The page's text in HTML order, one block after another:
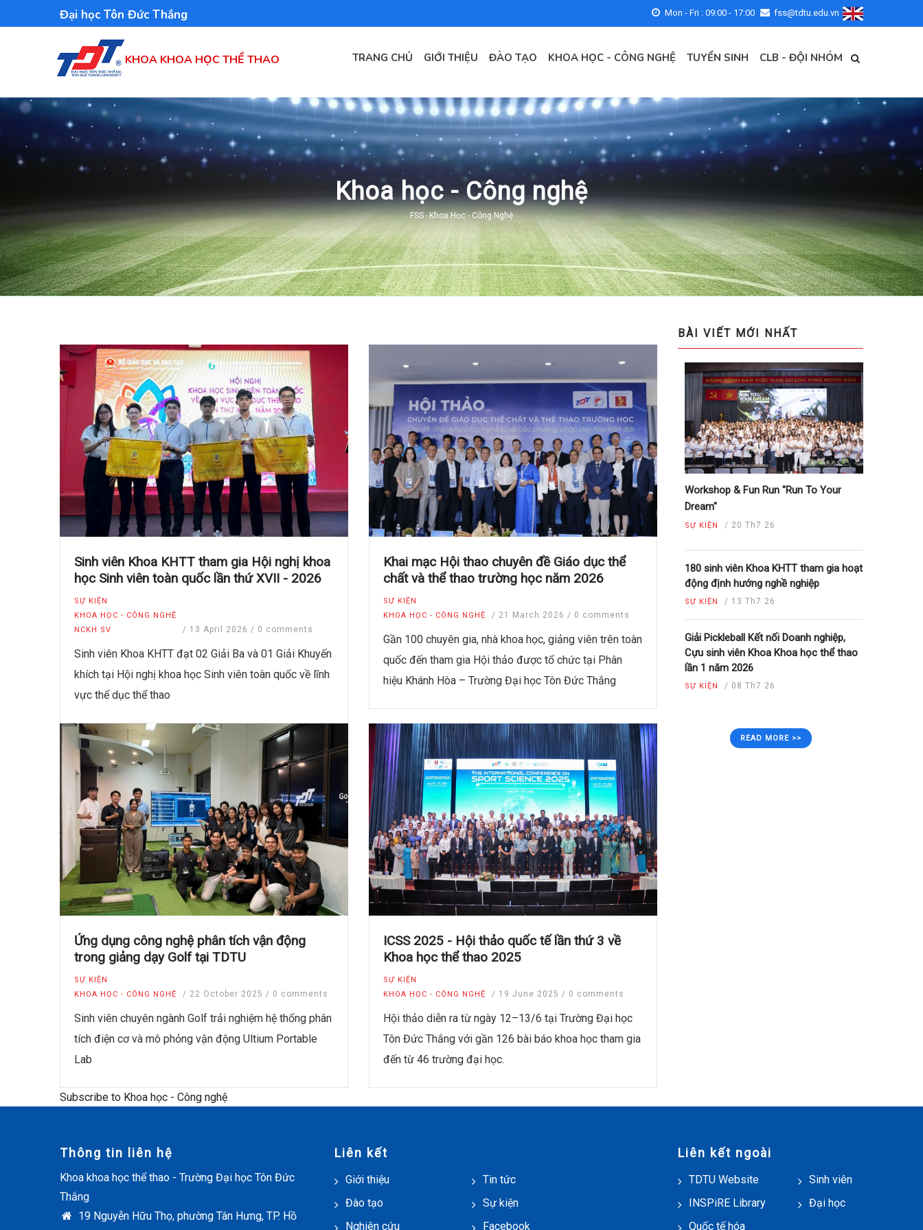
đến
Đại học Tôn Đức Thắng Mon - Fri : 09:00 - 17:00 fss@tdtu.edu.vn
KHOA KHOA HỌC THỂ THAO
NAVIGATION
TRANG CHỦ GIỚI THIỆU ĐÀO TẠO KHOA HỌC - CÔNG NGHỆ TUYỂN SINH CLB - ĐỘI NHÓM
Khoa học - Công nghệ
Breadcrumb
FSS -Khoa Học - Công Nghệ
Sinh viên Khoa KHTT tham gia Hội nghị khoa
học Sinh viên toàn quốc lần thứ XVII - 2026
SỰ KIỆN
KHOA HỌC - CÔNG NGHỆ
NCKH SV
/ 13 April 2026 / 0 comments
Sinh viên Khoa KHTT đạt 02 Giải Ba và 01 Giải Khuyến
khích tại Hội nghị khoa học Sinh viên toàn quốc về lĩnh
vực thể dục thể thao
Khai mạc Hội thao chuyên đề Giáo dục thể
chất và thể thao trường học năm 2026
SỰ KIỆN
KHOA HỌC - CÔNG NGHỆ
/ 21 March 2026 / 0 comments
Gần 100 chuyên gia, nhà khoa học, giảng viên trên toàn
quốc đến tham gia Hội thảo được tổ chức tại Phân
hiệu Khánh Hòa – Trường Đại học Tôn Đức Thắng
Ứng dụng công nghệ phân tích vận động
trong giảng dạy Golf tại TDTU
SỰ KIỆN
KHOA HỌC - CÔNG NGHỆ
/ 22 October 2025 / 0 comments
Sinh viên chuyên ngành Golf trải nghiệm hệ thống phân
tích điện cơ và mô phỏng vận động Ultium Portable
Lab
ICSS 2025 - Hội thảo quốc tế lần thứ 3 về
Khoa học thể thao 2025
SỰ KIỆN
KHOA HỌC - CÔNG NGHỆ
/ 19 June 2025 / 0 comments
Hội thảo diễn ra từ ngày 12–13/6 tại Trường Đại học
Tôn Đức Thắng với gần 126 bài báo khoa học tham gia
đến từ 46 trường đại học.
Subscribe to Khoa học - Công nghệ
BÀI VIẾT MỚI NHẤT
Workshop & Fun Run "Run To Your
Dream"
SỰ KIỆN / 20 Th7 26
180 sinh viên Khoa KHTT tham gia hoạt
động định hướng nghề nghiệp
SỰ KIỆN / 13 Th7 26
Giải Pickleball Kết nối Doanh nghiệp,
Cựu sinh viên Khoa Khoa học thể thao
lần 1 năm 2026
SỰ KIỆN / 08 Th7 26
READ MORE >>
Thông tin liên hệ
Khoa khoa học thể thao - Trường Đại học Tôn Đức
Thắng
19 Nguyễn Hữu Thọ, phường Tân Hưng, TP. Hồ
Liên kết
Giới thiệu
Đào tạo
Nghiên cứu
Tin tức
Sự kiện
Facebook
Liên kết ngoài
TDTU Website
INSPiRE Library
Quốc tế hóa
Sinh viên
Đại học